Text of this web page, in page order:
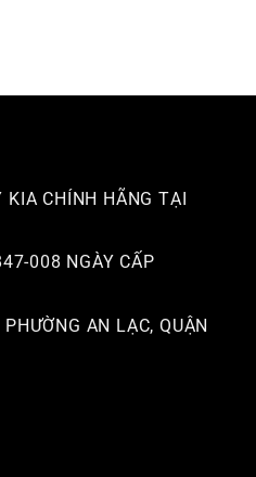
CHÍNH HÃNG TẠI
008 NGÀY CẤP
AN LẠC, QUẬN